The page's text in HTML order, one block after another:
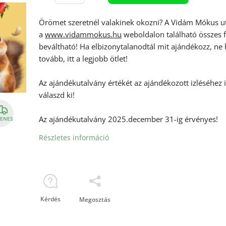
Örömet szeretnél valakinek okozni? A Vidám Mókus
awww.vidammokus.hu weboldalon található összes
beváltható! Ha elbizonytalanodtál mit ajándékozz, ne
tovább, itt a legjobb ötlet!
Az ajándékutalvány értékét az ajándékozott izléséhez
válaszd ki!
Az ajándékutalvány 2025.december 31-ig érvényes!
Részletes információ
Kérdés Megosztás